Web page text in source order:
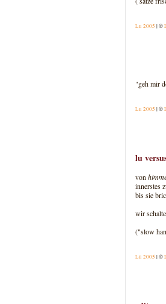
Lu 2005 | ©
"geh mir
Lu 2005 | ©
lu
von
innerstes
bis sie
wir
("slow
Lu 2005 | ©